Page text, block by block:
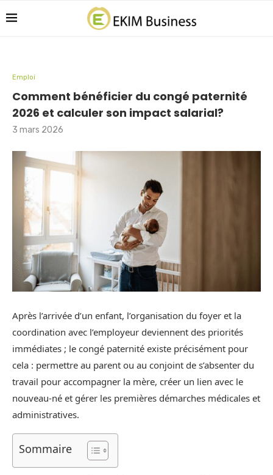
Emploi
Comment bénéficier du congé paternité
2026 et calculer son impact salarial?
3 mars 2026
Après l’arrivée d’un enfant, l’organisation du foyer et la
coordination avec l’employeur deviennent des priorités
immédiates ; le congé paternité existe précisément pour
cela : permettre au parent ou au conjoint de s’absenter du
travail pour accompagner la mère, créer un lien avec le
nouveau-né et gérer les premières démarches médicales et
administratives.
Sommaire